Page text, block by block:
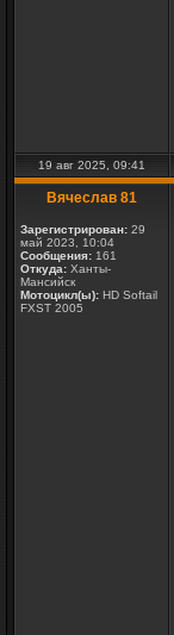
19 авг 2025, 09:41
Вячеслав 81
Зарегистрирован: 29
май 2023, 10:04
Сообщения: 161
Откуда: Ханты-
Мансийск
Мотоцикл(ы): HD Softail
FXST 2005